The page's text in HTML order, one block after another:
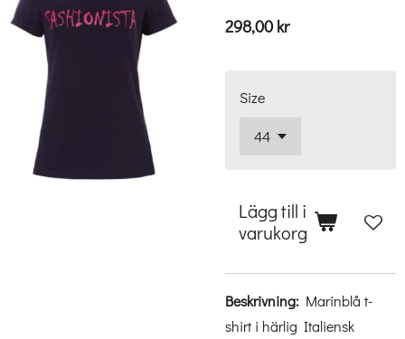
298,00 kr
Size
Lägg till i
varukorg
Beskrivning: Marinblå t-
shirt i härlig Italiensk